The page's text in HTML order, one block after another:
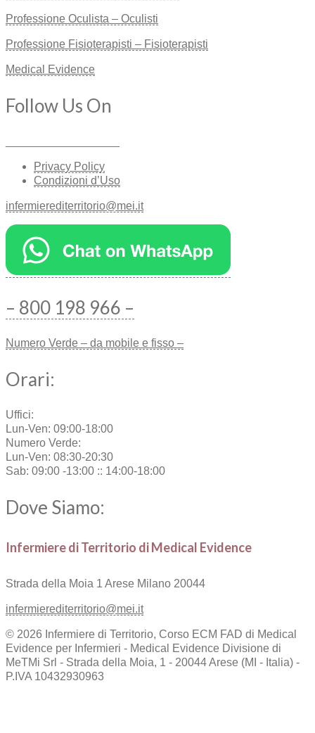
Professione Oculista – Oculisti
Professione Fisioterapisti – Fisioterapisti
Medical Evidence
Follow Us On
Privacy Policy
Condizioni d’Uso
infermierediterritorio@mei.it
– 800 198 966 –
Numero Verde – da mobile e fisso –
Orari:
Uffici:
Lun-Ven: 09:00-18:00
Numero Verde:
Lun-Ven: 08:30-20:30
Sab: 09:00 -13:00 :: 14:00-18:00
Dove Siamo:
Infermiere di Territorio di Medical Evidence
Strada della Moia 1 Arese Milano 20044
infermierediterritorio@mei.it
© 2026 Infermiere di Territorio, Corso ECM FAD di Medical
Evidence per Infermieri - Medical Evidence Divisione di
MeTMi Srl - Strada della Moia, 1 - 20044 Arese (MI - Italia) -
P.IVA 10432930963